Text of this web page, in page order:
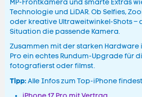
MP-Frontkamera und smarte Extras
Technologie und LiDAR. Ob Selfies,
oder kreative Ultraweitwinkel-Shots –
Situation die passende Kamera.
Zusammen mit der starken Hardware
Pro ein echtes Rundum-Upgrade für
fotografierst oder filmst.
Tipp:Alle Infos zum Top-iPhone